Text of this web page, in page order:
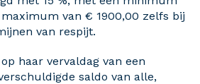
van € 1900,00 zelfs bij
van respijt.
haar vervaldag van een
saldo van alle,